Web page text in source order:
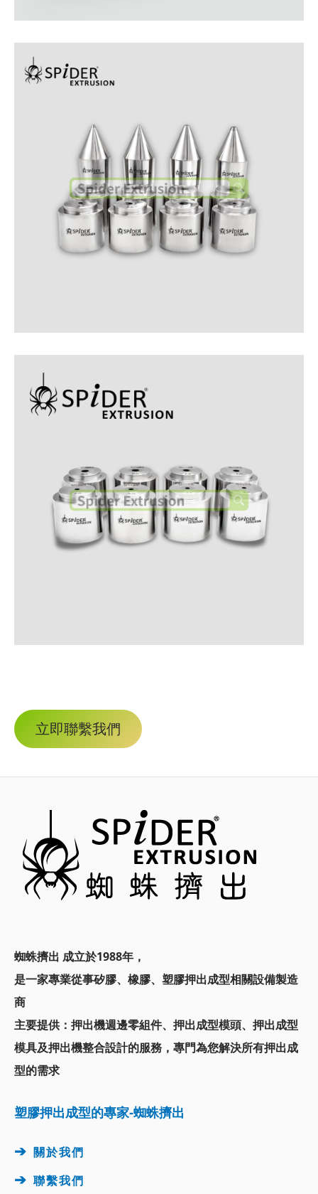
立即聯繫我們
蜘蛛擠出 成立於1988年，
是一家專業從事矽膠、橡膠、塑膠押出成型相關設備製造
商
主要提供： 押出機週邊零組件、押出成型模頭、 押出成型
模具及押出機整合設計的服務， 專門為您解決所有押出成
型的需求
塑膠押出成型的專家-蜘蛛擠出
➔ 關於我們
➔ 聯繫我們